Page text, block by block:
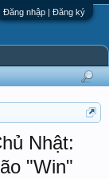
Đăng nhập | Đăng ký
Nhật:
"Win"